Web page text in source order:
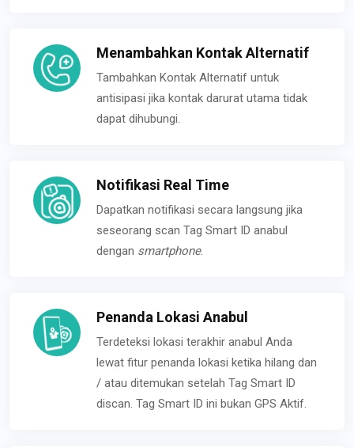
Menambahkan Kontak Alternatif
Tambahkan Kontak Alternatif untuk
antisipasi jika kontak darurat utama tidak
dapat dihubungi.
Notifikasi Real Time
Dapatkan notifikasi secara langsung jika
seseorang scan Tag Smart ID anabul
dengan smartphone.
Penanda Lokasi Anabul
Terdeteksi lokasi terakhir anabul Anda
lewat fitur penanda lokasi ketika hilang dan
/ atau ditemukan setelah Tag Smart ID
discan. Tag Smart ID ini bukan GPS Aktif.